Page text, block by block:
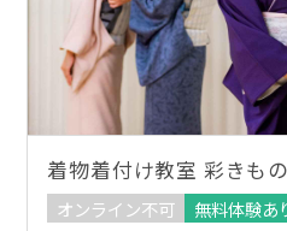
着物着付け教室 彩きも
オンライン不可
無料体験あ